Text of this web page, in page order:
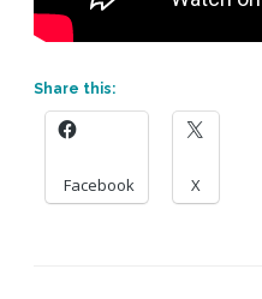
Share this:
Facebook X